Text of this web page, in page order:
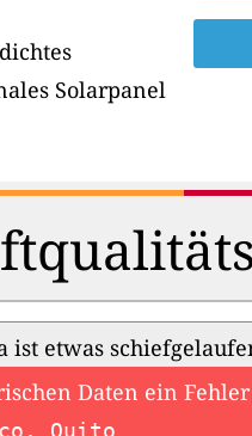
Solarpanel
ist etwas
Daten ein